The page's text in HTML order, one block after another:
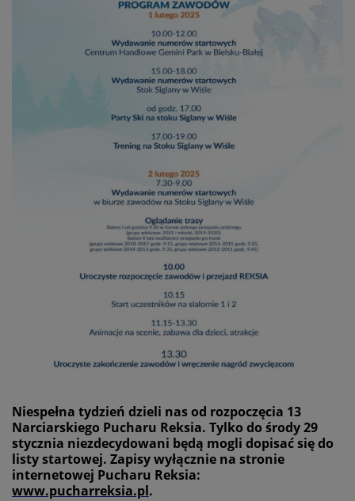
Niespełna tydzień dzieli nas od rozpoczęcia 13
Narciarskiego Pucharu Reksia. Tylko do środy 29
stycznia niezdecydowani będą mogli dopisać się do
listy startowej. Zapisy wyłącznie na stronie
internetowej Pucharu Reksia:
www.pucharreksia.pl.